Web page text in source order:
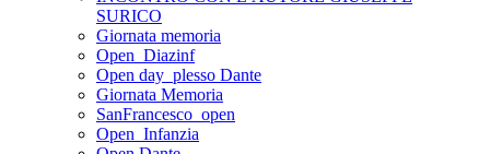
SURICO
Giornata memoria
Open_Diazinf
Open day_plesso Dante
Giornata Memoria
SanFrancesco_open
Open_Infanzia